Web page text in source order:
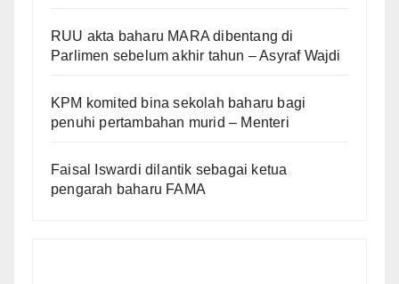
RUU akta baharu MARA dibentang di
Parlimen sebelum akhir tahun – Asyraf Wajdi
KPM komited bina sekolah baharu bagi
penuhi pertambahan murid – Menteri
Faisal Iswardi dilantik sebagai ketua
pengarah baharu FAMA